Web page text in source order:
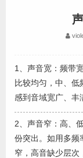
1、声音宽：频带
比较均匀，中、低
感到音域宽广、丰
2、声音窄：高、
份突出。如用多频
窄，高音缺少层次